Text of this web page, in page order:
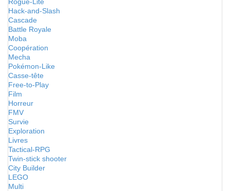
Hack-and-Slash
Cascade
Battle Royale
Moba
Coopération
Mecha
Pokémon-Like
Casse-tête
Free-to-Play
Film
Horreur
FMV
Survie
Exploration
Livres
Tactical-RPG
Twin-stick shooter
City Builder
LEGO
Multi